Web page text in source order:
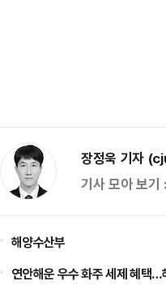
장정욱 기자
기사 모아 보기
해양수산부
연안해운 우수 화주 세제 혜택